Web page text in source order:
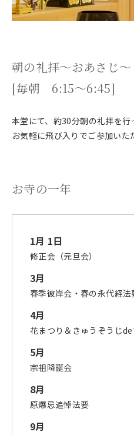
朝の礼拝～おあさじ～
[毎朝 6:15〜6:45]
本堂にて、約30分朝の礼拝を行
お気軽に飛び入りでご参加いた
お寺の一年
1月 1日
修正会（元旦会）
3月
春季彼岸会・春の永代経法
4月
花まつり＆きゅうぞうじ
5月
宗祖降誕会
8月
原爆忌追悼法要
9月